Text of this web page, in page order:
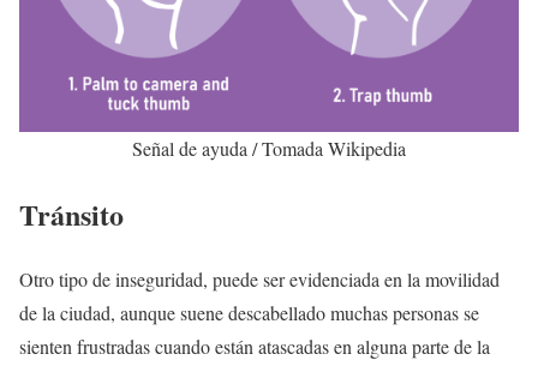
Señal de ayuda / Tomada Wikipedia
Tránsito
Otro tipo de inseguridad, puede ser evidenciada en la movilidad
de la ciudad, aunque suene descabellado muchas personas se
sienten frustradas cuando están atascadas en alguna parte de la